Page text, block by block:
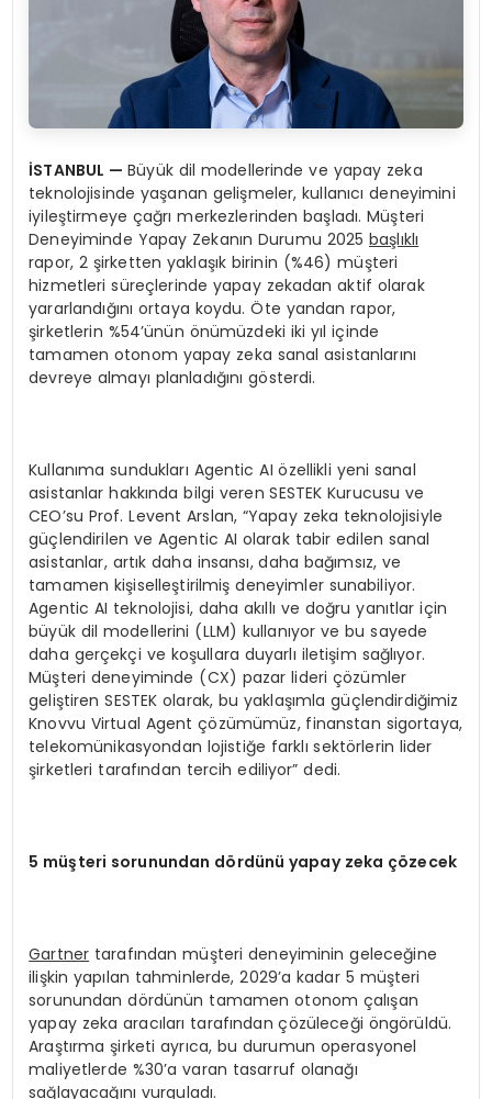
İSTANBUL —Büyük dil modellerinde ve yapay zeka
teknolojisinde yaşanan gelişmeler, kullanıcı deneyimini
iyileştirmeye çağrı merkezlerinden başladı. Müşteri
Deneyiminde Yapay Zekanın Durumu 2025başlıklı
rapor, 2 şirketten yaklaşık birinin (%46) müşteri
hizmetleri süreçlerinde yapay zekadan aktif olarak
yararlandığını ortaya koydu. Öte yandan rapor,
şirketlerin %54’ünün önümüzdeki iki yıl içinde
tamamen otonom yapay zeka sanal asistanlarını
devreye almayı planladığını gösterdi.
Kullanıma sundukları Agentic AI özellikli yeni sanal
asistanlar hakkında bilgi veren SESTEK Kurucusu ve
CEO’su Prof. Levent Arslan, “Yapay zeka teknolojisiyle
güçlendirilen ve Agentic AI olarak tabir edilen sanal
asistanlar, artık daha insansı, daha bağımsız, ve
tamamen kişiselleştirilmiş deneyimler sunabiliyor.
Agentic AI teknolojisi, daha akıllı ve doğru yanıtlar için
büyük dil modellerini (LLM) kullanıyor ve bu sayede
daha gerçekçi ve koşullara duyarlı iletişim sağlıyor.
Müşteri deneyiminde (CX) pazar lideri çözümler
geliştiren SESTEK olarak, bu yaklaşımla güçlendirdiğimiz
Knovvu Virtual Agent çözümümüz, finanstan sigortaya,
telekomünikasyondan lojistiğe farklı sektörlerin lider
şirketleri tarafından tercih ediliyor” dedi.
5 müşteri sorunundan dördünü yapay zeka çözecek
Gartner tarafından müşteri deneyiminin geleceğine
ilişkin yapılan tahminlerde, 2029’a kadar 5 müşteri
sorunundan dördünün tamamen otonom çalışan
yapay zeka aracıları tarafından çözüleceği öngörüldü.
Araştırma şirketi ayrıca, bu durumun operasyonel
maliyetlerde %30’a varan tasarruf olanağı
sağlayacağını vurguladı.